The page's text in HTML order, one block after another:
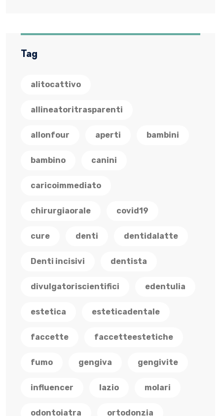
Tag
alitocattivo
allineatoritrasparenti
allonfour aperti bambini
bambino canini
caricoimmediato
chirurgiaorale covid19
cure denti dentidalatte
Denti incisivi dentista
divulgatoriscientifici edentulia
estetica esteticadentale
faccette faccetteestetiche
fumo gengiva gengivite
influencer lazio molari
odontoiatra ortodonzia